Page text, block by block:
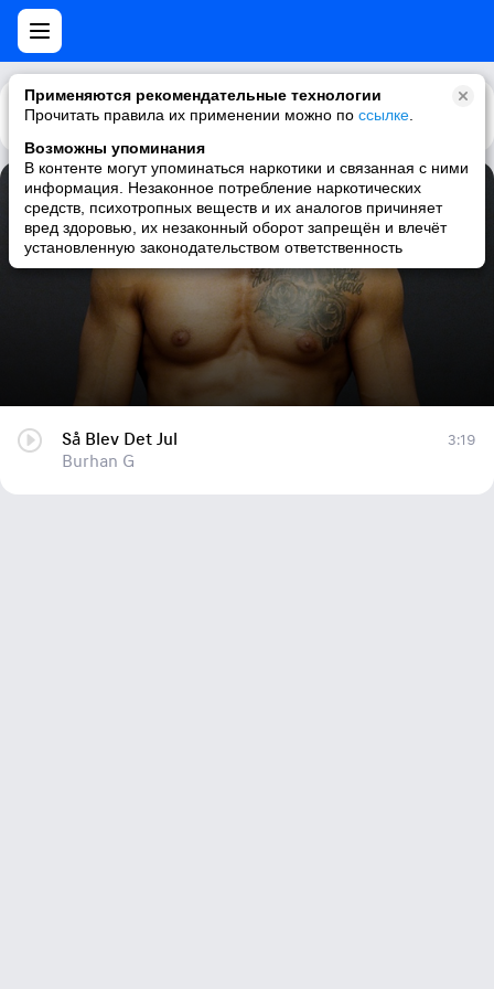
Применяются рекомендательные технологии
Прочитать правила их применении можно по ссылке
Возможны упоминания
В контенте могут упоминаться наркотики и связанная с ними
информация. Незаконное потребление наркотических
средств, психотропных веществ и их аналогов причиняет
вред здоровью, их незаконный оборот запрещён и влечёт
установленную законодательством ответственность
Каталог Рекомендации
Så Blev Det Jul
Burhan G
Så Blev Det Jul
Burhan G
3:19